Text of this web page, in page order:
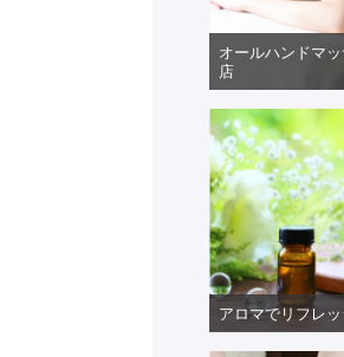
オールハンドマ
店
アロマでリフレ